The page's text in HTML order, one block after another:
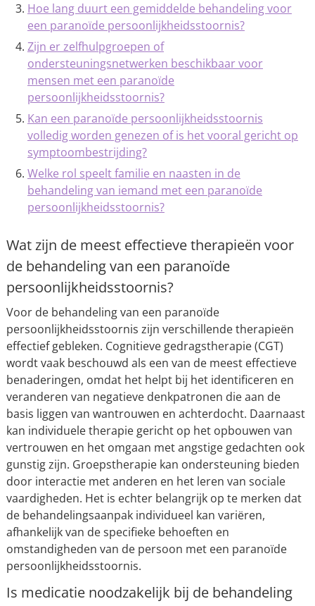
Hoe lang duurt een gemiddelde behandeling voor
een paranoïde persoonlijkheidsstoornis?
Zijn er zelfhulpgroepen of
ondersteuningsnetwerken beschikbaar voor
mensen met een paranoïde
persoonlijkheidsstoornis?
Kan een paranoïde persoonlijkheidsstoornis
volledig worden genezen of is het vooral gericht op
symptoombestrijding?
Welke rol speelt familie en naasten in de
behandeling van iemand met een paranoïde
persoonlijkheidsstoornis?
Wat zijn de meest effectieve therapieën voor
de behandeling van een paranoïde
persoonlijkheidsstoornis?
Voor de behandeling van een paranoïde
persoonlijkheidsstoornis zijn verschillende therapieën
effectief gebleken. Cognitieve gedragstherapie (CGT)
wordt vaak beschouwd als een van de meest effectieve
benaderingen, omdat het helpt bij het identificeren en
veranderen van negatieve denkpatronen die aan de
basis liggen van wantrouwen en achterdocht. Daarnaast
kan individuele therapie gericht op het opbouwen van
vertrouwen en het omgaan met angstige gedachten ook
gunstig zijn. Groepstherapie kan ondersteuning bieden
door interactie met anderen en het leren van sociale
vaardigheden. Het is echter belangrijk op te merken dat
de behandelingsaanpak individueel kan variëren,
afhankelijk van de specifieke behoeften en
omstandigheden van de persoon met een paranoïde
persoonlijkheidsstoornis.
Is medicatie noodzakelijk bij de behandeling